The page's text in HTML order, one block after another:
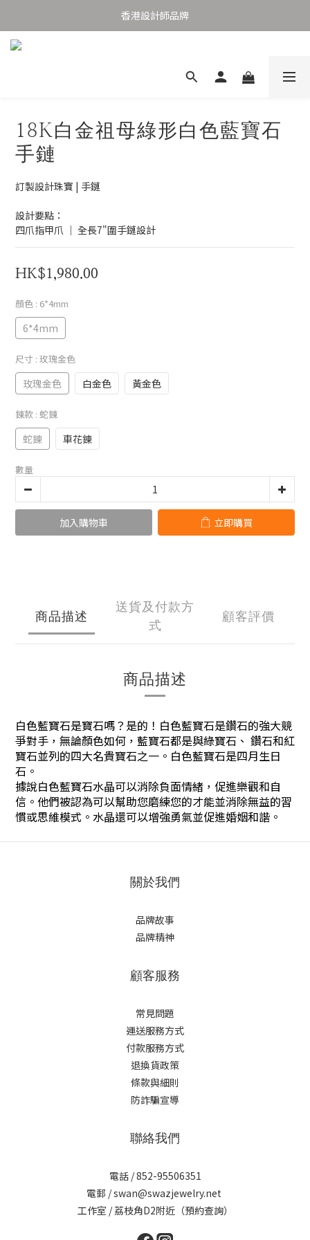
購物滿港幣1,000元香港及澳門免運費
香港設計師品牌
18K白金祖母綠形白色藍寶石
手鏈
訂製設計珠寶 | 手鏈
設計要點：
四爪指甲爪 ｜ 全長7"圍手鏈設計
HK$1,980.00
顏色 : 6*4mm
6*4mm
尺寸 : 玫瑰金色
玫瑰金色 白金色 黃金色
錬款 : 蛇錬
蛇錬 車花錬
數量
加入購物車 立即購買
商品描述
送貨及付款方
式
顧客評價
商品描述
白色藍寶石是寶石嗎？是的！白色藍寶石是鑽石的強大競
爭對手，無論顏色如何，藍寶石都是與綠寶石、 鑽石和紅
寶石並列的四大名貴寶石之一。白色藍寶石是四月生日
石。
據說白色藍寶石水晶可以消除負面情緒，促進樂觀和自
信。他們被認為可以幫助您磨練您的才能並消除無益的習
慣或思維模式。水晶還可以增強勇氣並促進婚姻和諧。
關於我們
品牌故事
品牌精神
顧客服務
常見問題
運送服務方式
付款服務方式
退換貨政策
條款與細則
防詐騙宣導
聯絡我們
電話 / 852-95506351
電郵 / swan@swazjewelry.net
工作室 / 荔枝角D2附近（預約查詢）